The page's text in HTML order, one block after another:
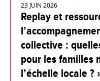
23 JUIN 2026
Replay et
collective :
pour les familles
l’échelle locale ?